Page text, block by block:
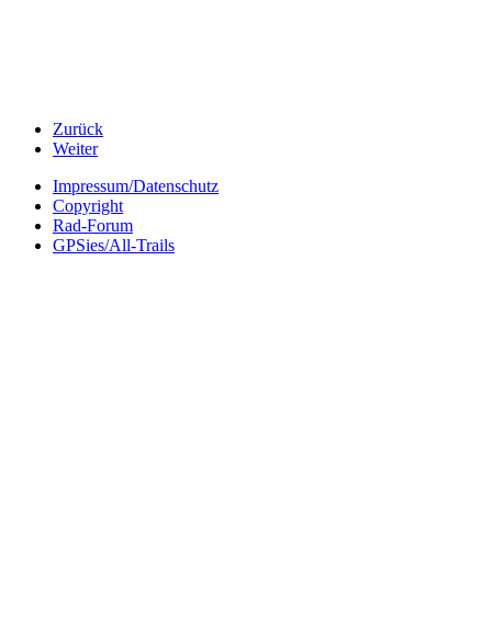
Zurück
Weiter
Impressum/Datenschutz
Copyright
Rad-Forum
GPSies/All-Trails